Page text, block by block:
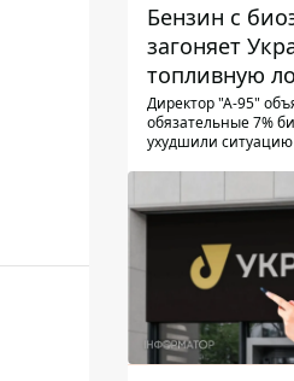
Бензин с
загоняет
топливную
время войны
Директор "А-95"
обязательные 7%
ухудшили